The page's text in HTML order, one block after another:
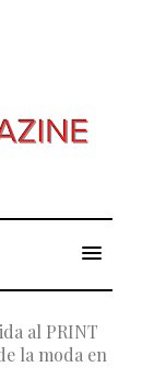
al PRINT
la moda en